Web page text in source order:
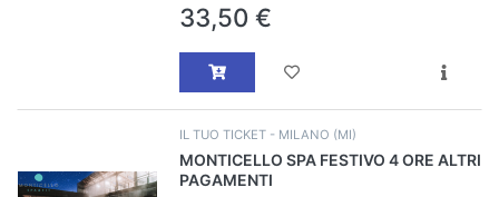
33,50 €
IL TUO TICKET - MILANO (MI)
MONTICELLO SPA FESTIVO 4 ORE ALTRI
PAGAMENTI